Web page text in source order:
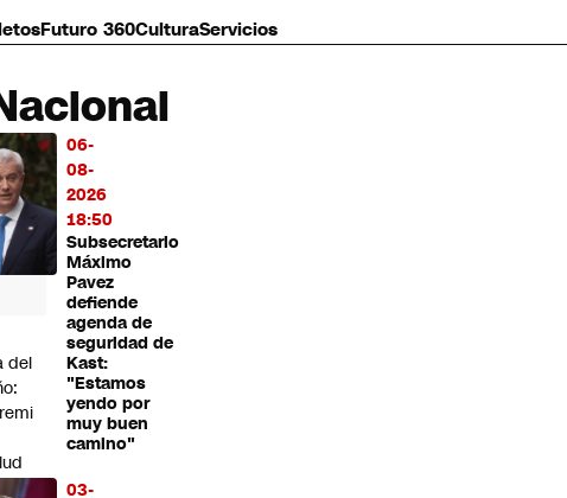
Futuro 360CulturaServicios
06-
08-
2026
18:50
Subsecretario
Máximo
Pavez
defiende
agenda de
seguridad de
Kast:
"Estamos
yendo por
muy buen
camino"
03-
del